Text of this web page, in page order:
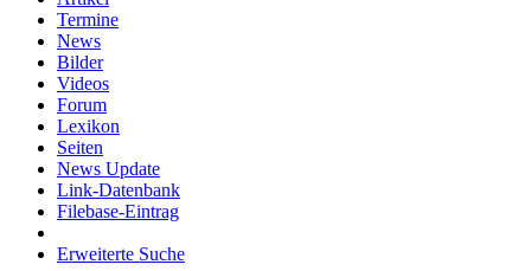
Termine
News
Bilder
Videos
Forum
Lexikon
Seiten
News Update
Link-Datenbank
Filebase-Eintrag
Erweiterte Suche